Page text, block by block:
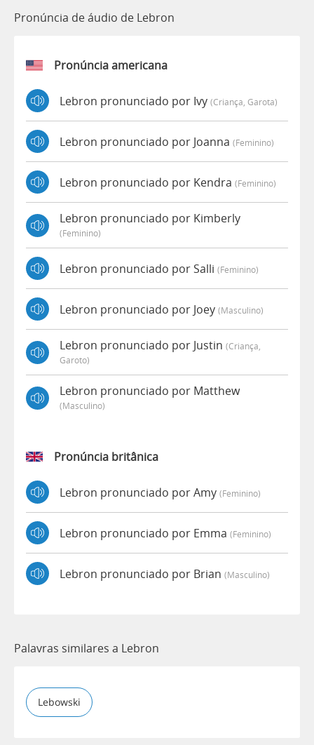
Pronúncia de áudio de Lebron
Pronúncia americana
Lebron pronunciado por Ivy (criança, Garota)
Lebron pronunciado por Joanna (feminino)
Lebron pronunciado por Kendra (feminino)
Lebron pronunciado por Kimberly
(feminino)
Lebron pronunciado por Salli (feminino)
Lebron pronunciado por Joey (masculino)
Lebron pronunciado por Justin (criança,
Garoto)
Lebron pronunciado por Matthew
(masculino)
Pronúncia britânica
Lebron pronunciado por Amy (feminino)
Lebron pronunciado por Emma (feminino)
Lebron pronunciado por Brian (masculino)
Palavras similares a Lebron
Lebowski